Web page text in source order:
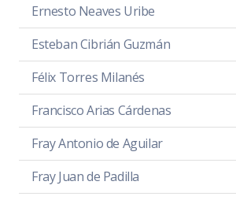
Ernesto Neaves Uribe
Esteban Cibrián Guzmán
Félix Torres Milanés
Francisco Arias Cárdenas
Fray Antonio de Aguilar
Fray Juan de Padilla